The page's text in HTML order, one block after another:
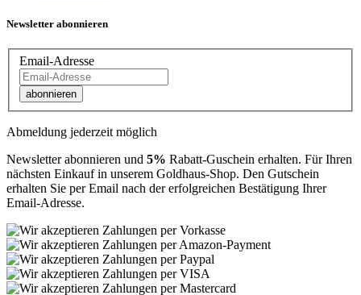
Newsletter abonnieren
Email-Adresse
abonnieren
Abmeldung jederzeit möglich
Newsletter abonnieren und 5% Rabatt-Guschein erhalten. Für Ihren
nächsten Einkauf in unserem Goldhaus-Shop. Den Gutschein
erhalten Sie per Email nach der erfolgreichen Bestätigung Ihrer
Email-Adresse.